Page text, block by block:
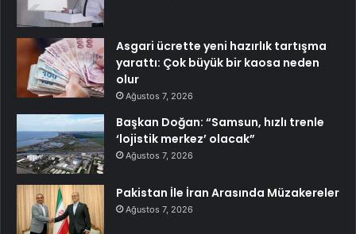
Asgari ücrette yeni hazırlık tartışma
yarattı: Çok büyük bir kaosa neden
olur
Ağustos 7, 2026
Başkan Doğan: “Samsun, hızlı trenle
‘lojistik merkez’ olacak”
Ağustos 7, 2026
Pakistan İle İran Arasında Müzakereler
Ağustos 7, 2026